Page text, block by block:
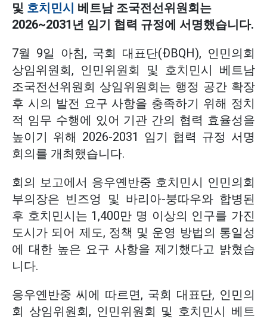
및 호치민시 베트남 조국전선위원회는
2026~2031년 임기 협력 규정에 서명했습니다.
7월 9일 아침, 국회 대표단(ĐBQH), 인민의회
상임위원회, 인민위원회 및 호치민시 베트남
조국전선위원회 상임위원회는 행정 공간 확장
후 시의 발전 요구 사항을 충족하기 위해 정치
적 임무 수행에 있어 기관 간의 협력 효율성을
높이기 위해 2026-2031 임기 협력 규정 서명
회의를 개최했습니다.
회의 보고에서 응우옌반중 호치민시 인민의회
부의장은 빈즈엉 및 바리아-붕따우와 합병된
후 호치민시는 1,400만 명 이상의 인구를 가진
도시가 되어 제도, 정책 및 운영 방법의 통일성
에 대한 높은 요구 사항을 제기했다고 밝혔습
니다.
응우옌반중 씨에 따르면, 국회 대표단, 인민의
회 상임위원회, 인민위원회 및 호치민시 베트